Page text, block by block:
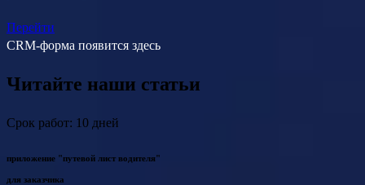
Перейти
CRM-форма появится здесь
Читайте наши статьи
Срок работ: 10 дней
приложение "путевой лист водителя"
для заказчика